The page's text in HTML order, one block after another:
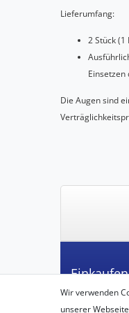
Lieferumfang:
2 Stück
Einsetzen
Die Augen sind
Einkaufen
Zahlungsarten
Versandarten
Wir verwenden
unserer